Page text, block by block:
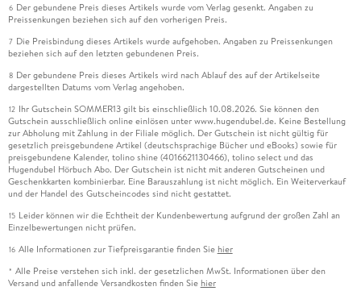
Aus dem Polnischen von Andreas Volk. Verlag Voland &
Quist, Berlin 2025. 464 S., geb.,
GmbH, Frankfurt am Main.
6 Der gebundene Preis dieses Artikels wurde vom Verlag gesenkt. Angaben zu
Preissenkungen beziehen sich auf den vorherigen Preis.
7 Die Preisbindung dieses Artikels wurde aufgehoben. Angaben zu Preissenkungen
beziehen sich auf den letzten gebundenen Preis.
8 Der gebundene Preis dieses Artikels wird nach Ablauf des auf der Artikelseite
dargestellten Datums vom Verlag angehoben.
12 Ihr Gutschein SOMMER13 gilt bis einschließlich 10.08.2026. Sie können den
Gutschein ausschließlich online einlösen unter www.hugendubel.de. Keine Bestellung
zur Abholung mit Zahlung in der Filiale möglich. Der Gutschein ist nicht gültig für
gesetzlich preisgebundene Artikel (deutschsprachige Bücher und eBooks) sowie für
preisgebundene Kalender, tolino shine (4016621130466), tolino select und das
Hugendubel Hörbuch Abo. Der Gutschein ist nicht mit anderen Gutscheinen und
Geschenkkarten kombinierbar. Eine Barauszahlung ist nicht möglich. Ein Weiterverkauf
und der Handel des Gutscheincodes sind nicht gestattet.
15 Leider können wir die Echtheit der Kundenbewertung aufgrund der großen Zahl an
Einzelbewertungen nicht prüfen.
16 Alle Informationen zur Tiefpreisgarantie finden Sie hier
* Alle Preise verstehen sich inkl. der gesetzlichen MwSt. Informationen über den
Versand und anfallende Versandkosten finden Sie hier